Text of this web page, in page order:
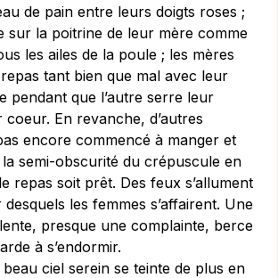
de pain entre leurs doigts roses ;
sur la poitrine de leur mère comme
les ailes de la poule ; les mères
tant bien que mal avec leur
pendant que l’autre serre leur
En re­vanche, d’autres
encore commencé à manger et
semi-obscurité du crépuscule en
repas soit prêt. Des feux s’allument
les femmes s’affairent. Une
presque une complainte, berce
à s’endormir.
ciel serein se teinte de plus en